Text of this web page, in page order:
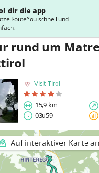
dir die app
RouteYou schnell und
rund um
Visit Tirol
15,9 km
03u59
Auf interaktiver Karte